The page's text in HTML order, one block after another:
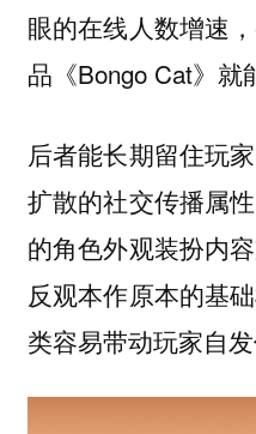
眼的在线人数增速
品《Bongo Cat》就
后者能长期留住玩
扩散的社交传播属
的角色外观装扮内
反观本作原本的基
类容易带动玩家自发